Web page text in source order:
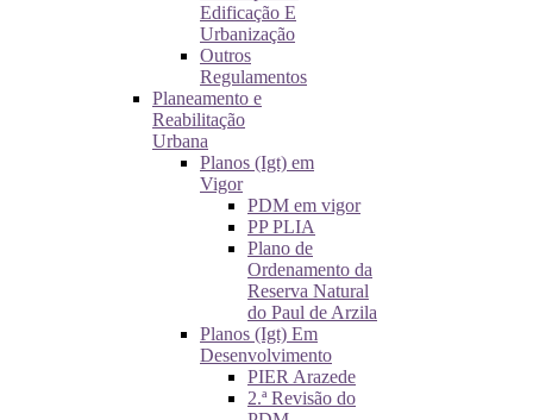
Edificação E
Urbanização
Outros
Regulamentos
Planeamento e
Reabilitação
Urbana
Planos (Igt) em
Vigor
PDM em vigor
PP PLIA
Plano de
Ordenamento da
Reserva Natural
do Paul de Arzila
Planos (Igt) Em
Desenvolvimento
PIER Arazede
2.ª Revisão do